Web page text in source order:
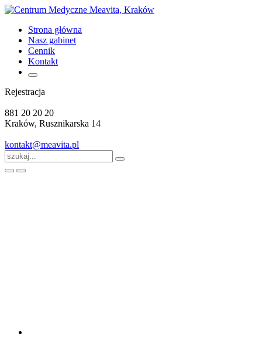
Strona główna
Nasz gabinet
Cennik
Kontakt
Rejestracja
881 20 20 20
Kraków, Rusznikarska 14
kontakt@meavita.pl